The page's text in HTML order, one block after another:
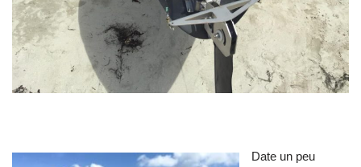
Date un peu